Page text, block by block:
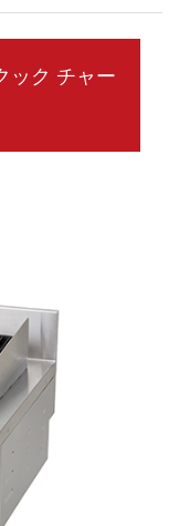
ック チャー